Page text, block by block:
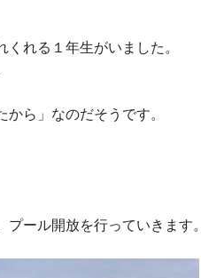
れる１年生がいました。
ら」なのだそうです。
ール開放を行っていきます。